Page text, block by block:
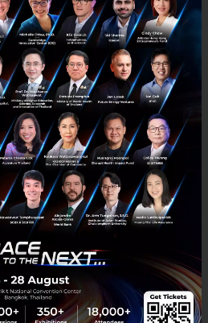
Media
Techsauce
Services
Policy
ส่งบทความ
Global Summit
Website
Tags
Innovation
Transformation
Commerce
Startup